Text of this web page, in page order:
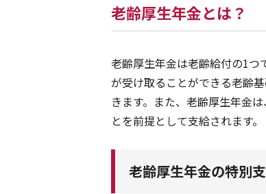
老齢厚生年金とは？
老齢厚生年金は老齢給付の1つ
が受け取ることができる老齢
きます。また、老齢厚生年金
とを前提として支給されます。
老齢厚生年金の特別